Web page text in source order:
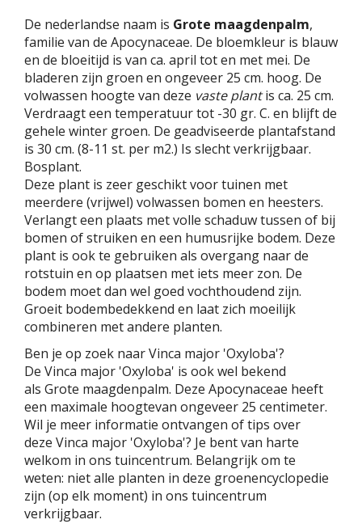
De nederlandse naam is Grote maagdenpalm,
familie van de Apocynaceae. De bloemkleur is blauw
en de bloeitijd is van ca. april tot en met mei. De
bladeren zijn groen en ongeveer 25 cm. hoog. De
volwassen hoogte van deze vaste plantis ca. 25 cm.
Verdraagt een temperatuur tot -30 gr. C. en blijft de
gehele winter groen. De geadviseerde plantafstand
is 30 cm. (8-11 st. per m2.) Is slecht verkrijgbaar.
Bosplant.
Deze plant is zeer geschikt voor tuinen met
meerdere (vrijwel) volwassen bomen en heesters.
Verlangt een plaats met volle schaduw tussen of bij
bomen of struiken en een humusrijke bodem. Deze
plant is ook te gebruiken als overgang naar de
rotstuin en op plaatsen met iets meer zon. De
bodem moet dan wel goed vochthoudend zijn.
Groeit bodembedekkend en laat zich moeilijk
combineren met andere planten.
Ben je op zoek naar Vinca major 'Oxyloba'?
De Vinca major 'Oxyloba' is ook wel bekend
als Grote maagdenpalm. Deze Apocynaceae heeft
een maximale hoogtevan ongeveer 25 centimeter.
Wil je meer informatie ontvangen of tips over
deze Vinca major 'Oxyloba'? Je bent van harte
welkom in ons tuincentrum. Belangrijk om te
weten: niet alle planten in deze groenencyclopedie
zijn (op elk moment) in ons tuincentrum
verkrijgbaar.